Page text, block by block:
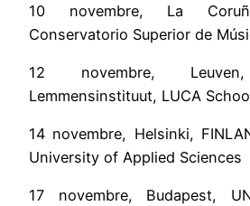
10 novembre, La
Conservatorio Superior de
12 novembre,
Lemmensinstituut, LUCA
14 novembre, Helsinki,
University of Applied Sciences
17 novembre, Budapest,